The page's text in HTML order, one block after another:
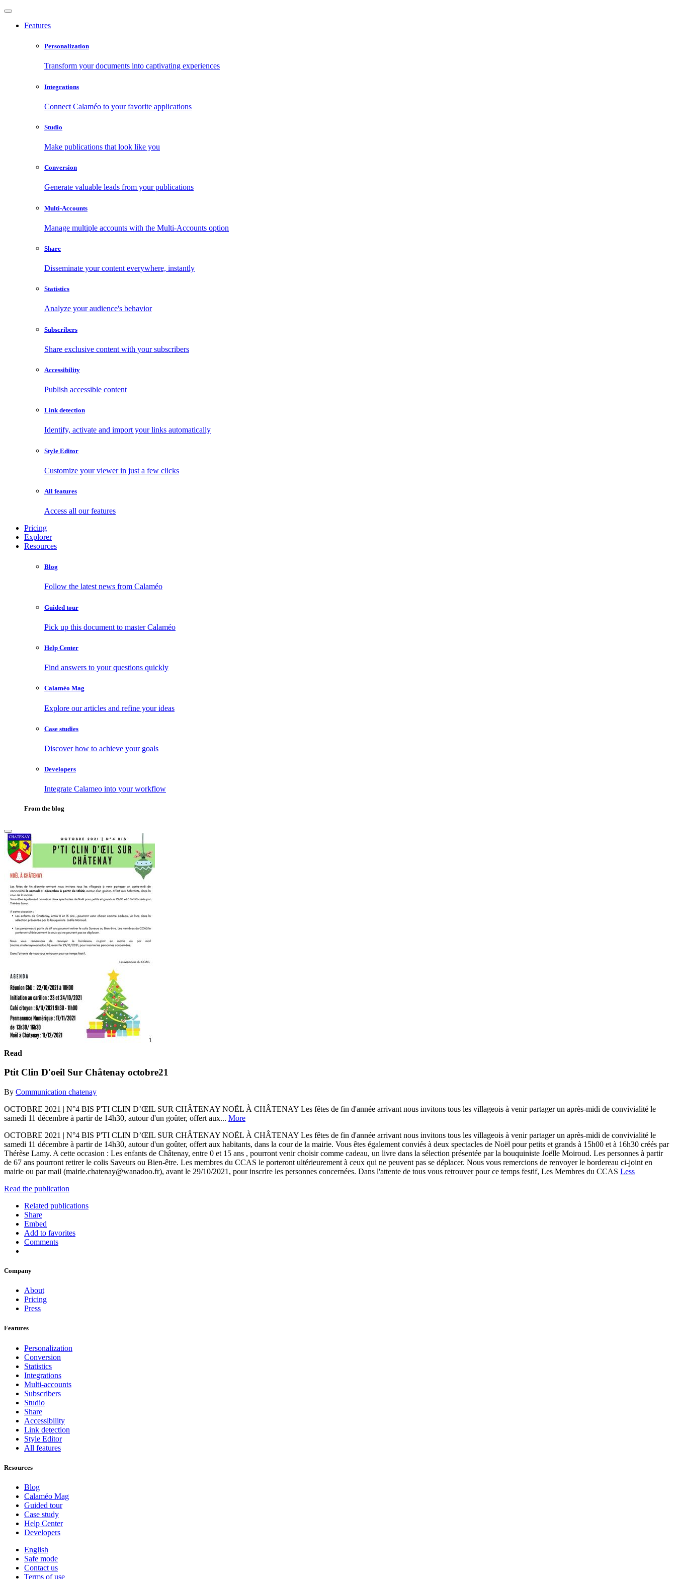
Features
Personalization
Transform your documents into captivating experiences
Integrations
Connect Calaméo to your favorite applications
Studio
Make publications that look like you
Conversion
Generate valuable leads from your publications
Multi-Accounts
Manage multiple accounts with the Multi-Accounts option
Share
Disseminate your content everywhere, instantly
Statistics
Analyze your audience's behavior
Subscribers
Share exclusive content with your subscribers
Accessibility
Publish accessible content
Link detection
Identify, activate and import your links automatically
Style Editor
Customize your viewer in just a few clicks
All features
Access all our features
Pricing
Explorer
Resources
Blog
Follow the latest news from Calaméo
Guided tour
Pick up this document to master Calaméo
Help Center
Find answers to your questions quickly
Calaméo Mag
Explore our articles and refine your ideas
Case studies
Discover how to achieve your goals
Developers
Integrate Calameo into your workflow
From the blog
Read
Ptit Clin D'oeil Sur Châtenay octobre21
By Communication chatenay
OCTOBRE 2021 | N°4 BIS P'TI CLIN D’ŒIL SUR CHÂTENAY NOËL À CHÂTENAY Les fêtes de fin d'année arrivant nous invitons tous les villageois à venir partager un après-midi de convivialité le
samedi 11 décembre à partir de 14h30, autour d'un goûter, offert aux... More
OCTOBRE 2021 | N°4 BIS P'TI CLIN D’ŒIL SUR CHÂTENAY NOËL À CHÂTENAY Les fêtes de fin d'année arrivant nous invitons tous les villageois à venir partager un après-midi de convivialité le
samedi 11 décembre à partir de 14h30, autour d'un goûter, offert aux habitants, dans la cour de la mairie. Vous êtes également conviés à deux spectacles de Noël pour petits et grands à 15h00 et à 16h30 créés par
Thérèse Lamy. A cette occasion : Les enfants de Châtenay, entre 0 et 15 ans , pourront venir choisir comme cadeau, un livre dans la sélection présentée par la bouquiniste Joëlle Moiroud. Les personnes à partir
de 67 ans pourront retirer le colis Saveurs ou Bien-être. Les membres du CCAS le porteront ultérieurement à ceux qui ne peuvent pas se déplacer. Nous vous remercions de renvoyer le bordereau ci-joint en
mairie ou par mail (mairie.chatenay@wanadoo.fr), avant le 29/10/2021, pour inscrire les personnes concernées. Dans l'attente de tous vous retrouver pour ce temps festif, Les Membres du CCAS Less
Read the publication
Related publications
Share
Embed
Add to favorites
Comments
Company
About
Pricing
Press
Features
Personalization
Conversion
Statistics
Integrations
Multi-accounts
Subscribers
Studio
Share
Accessibility
Link detection
Style Editor
All features
Resources
Blog
Calaméo Mag
Guided tour
Case study
Help Center
Developers
English
Safe mode
Contact us
Terms of use